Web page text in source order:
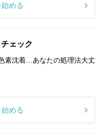
める
ェック
素沈着…あなたの処理法大丈
める